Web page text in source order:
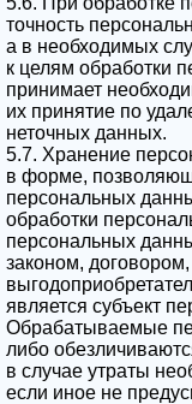
точность
а в необходимых
к целям обработки
принимает
их принятие по
неточных данных.
5.7. Хранение
в форме,
персональных
обработки
персональных
законом,
является субъект
Обрабатываемые
либо
в случае утраты
если иное не